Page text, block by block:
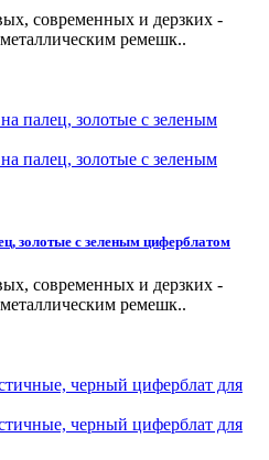
современных и дерзких -
ремешк..
золотые с зеленым циферблатом
современных и дерзких -
ремешк..